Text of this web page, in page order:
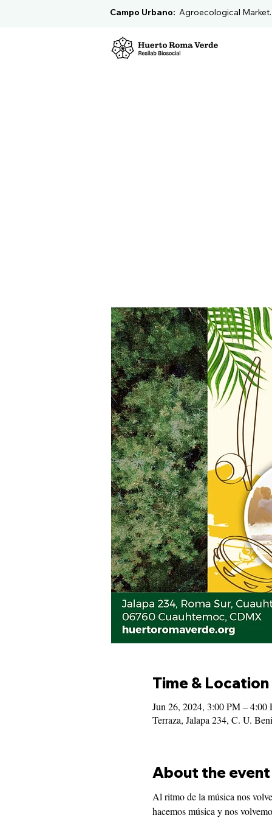
Campo Urbano: Agroecological
Time & Location
Jun 26, 2024, 3:00 PM – 4:00
Terraza, Jalapa 234, C. U.
About the event
Al ritmo de la música nos
hacemos música y nos